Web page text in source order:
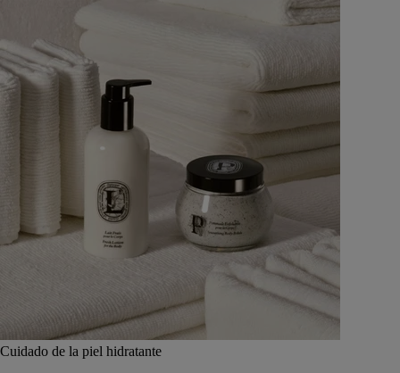
Cuidado de la piel hidratante